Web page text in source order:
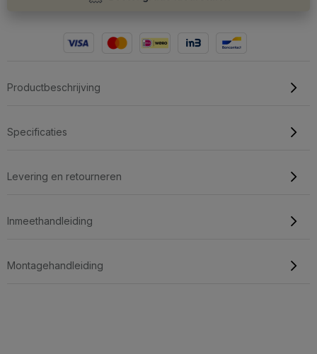
Productbeschrijving
Specificaties
Levering en retourneren
Inmeethandleiding
Montagehandleiding